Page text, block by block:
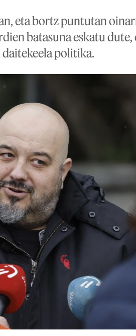
eta bortz puntutan
batasuna eskatu dute,
daitekeela politika.